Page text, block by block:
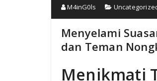
M4inG0ls
Menyelami
dan Teman
Menikmati